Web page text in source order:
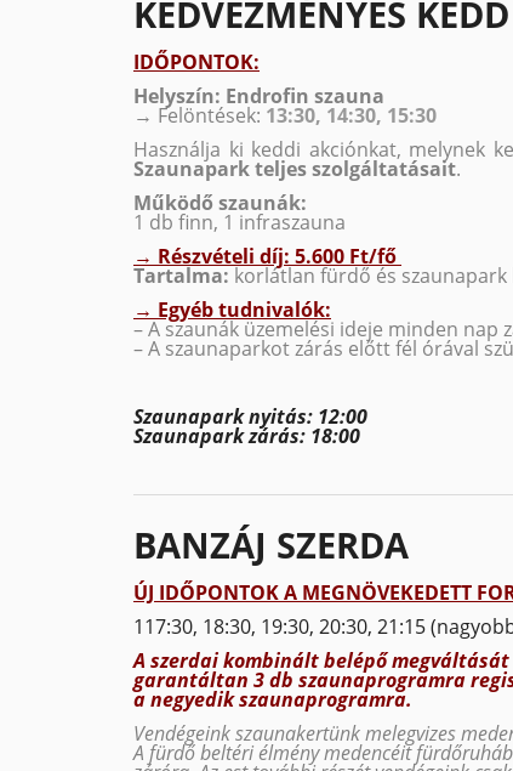
KEDVEZMÉNYES KEDD
IDŐPONTOK:
Helyszín: Endrofin szauna
→ Felöntések: 13:30, 14:30, 15:30
Használja ki keddi akciónkat, melynek
Szaunapark teljes szolgáltatásait.
Működő szaunák:
1 db finn, 1 infraszauna
→ Részvételi díj: 5.600 Ft/fő
Tartalma: korlátlan fürdő és
→ Egyéb tudnivalók:
– A szaunák üzemelési ideje minden nap
– A szaunaparkot zárás előtt fél órával
Szaunapark nyitás: 12:00
Szaunapark zárás: 18:00
BANZÁJ SZERDA
ÚJ IDŐPONTOK A MEGNÖVEKEDETT
117:30, 18:30, 19:30, 20:30, 21:15
A szerdai kombinált belépő
garantáltan 3 db szaunaprogramra
a negyedik szaunaprogramra.
Vendégeink szaunakertünk melegvizes
A fürdő beltéri élmény medencéit